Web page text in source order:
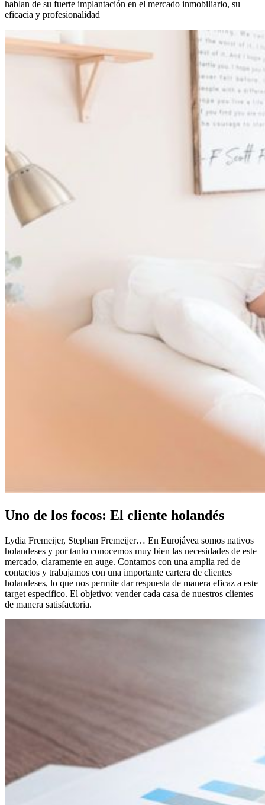
hablan de su fuerte implantación en el mercado inmobiliario, su
eficacia y profesionalidad
Uno de los focos: El cliente holandés
Lydia Fremeijer, Stephan Fremeijer… En Eurojávea somos nativos
holandeses y por tanto conocemos muy bien las necesidades de este
mercado, claramente en auge. Contamos con una amplia red de
contactos y trabajamos con una importante cartera de clientes
holandeses, lo que nos permite dar respuesta de manera eficaz a este
target específico. El objetivo: vender cada casa de nuestros clientes
de manera satisfactoria.